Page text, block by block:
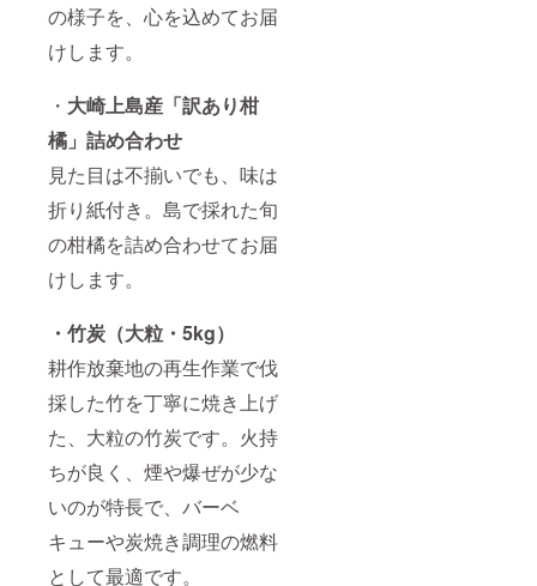
の様子を、心を込めてお届
けします。
・ 大崎上島産「訳あり柑
橘」詰め合わせ
見た目は不揃いでも、味は
折り紙付き。島で採れた旬
の柑橘を詰め合わせてお届
けします。
・竹炭（大粒・5kg）
耕作放棄地の再生作業で伐
採した竹を丁寧に焼き上げ
た、大粒の竹炭です。火持
ちが良く、煙や爆ぜが少な
いのが特長で、バーベ
キューや炭焼き調理の燃料
として最適です。